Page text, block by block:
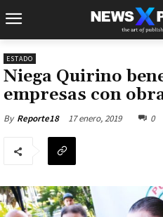
ESTADO
Niega Quirino
empresas con
By Reporte18 17 enero, 2019 0